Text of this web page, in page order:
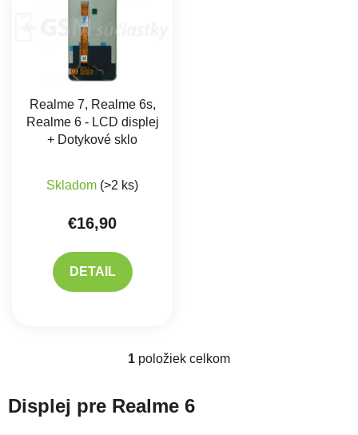
Realme 7, Realme 6s,
Realme 6 - LCD displej
+ Dotykové sklo
Skladom (>2 ks)
€16,90
DETAIL
Ovládacie prvky výpisu
1 položiek celkom
Displej pre Realme 6